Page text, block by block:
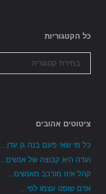
כל הקטגוריות
הקטגוריות
ציטוטים אהובים
כל מי שאי פעם בנה גן עדן...
ועדה היא קבוצה של אנשים...
קהל אינו מורכב מאנשים...
אדם שופט עצמו לפי...